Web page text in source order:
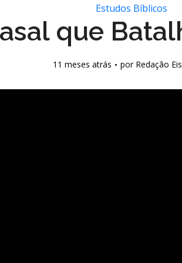
Estudos Bíblicos
que
11 meses atrás por Redação